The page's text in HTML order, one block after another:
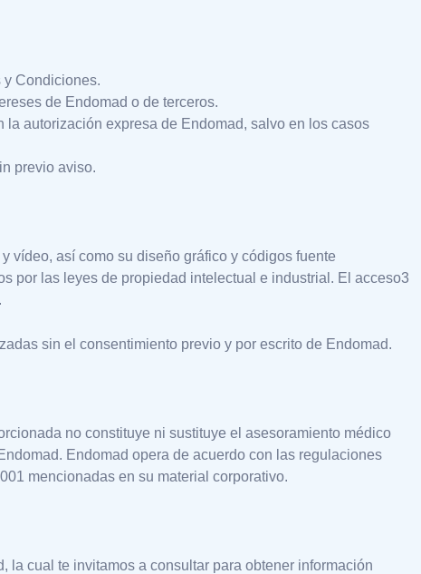
y Condiciones.
de Endomad o de terceros.
autorización expresa de Endomad, salvo en los casos
previo aviso.
vídeo, así como su diseño gráfico y códigos fuente
por las leyes de propiedad intelectual e industrial. El acceso3
sin el consentimiento previo y por escrito de Endomad.
no constituye ni sustituye el asesoramiento médico
Endomad opera de acuerdo con las regulaciones
mencionadas en su material corporativo.
la cual te invitamos a consultar para obtener información